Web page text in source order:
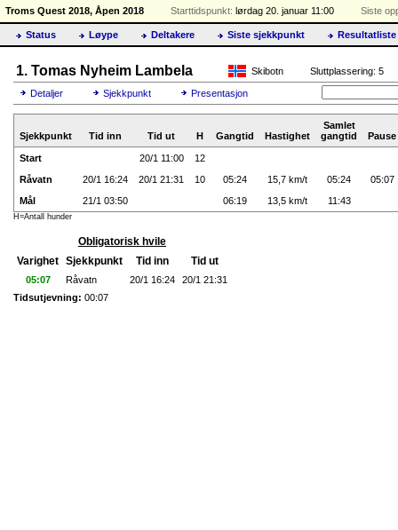
Troms Quest 2018, Åpen 2018 Starttidspunkt: lørdag 20. januar 11:00 Siste
Status Løype Deltakere Siste sjekkpunkt Resultatliste
1. Tomas Nyheim Lambela Skibotn Sluttplassering: 5
Detaljer Sjekkpunkt Presentasjon
Sjekkpunkt Tid inn Tid ut H Gangtid Hastighet
Samlet
gangtid
Pause
Start 20/1 11:00
12
Råvatn
20/1 16:24 20/1 21:31 10 05:24 15,7 km/t 05:24
05:07
Mål
21/1 03:50 06:19 13,5 km/t 11:43
H=Antall hunder
Obligatorisk hvile
Varighet Sjekkpunkt Tid inn Tid ut
05:07 Råvatn 20/1 16:24
20/1 21:31
Tidsutjevning: 00:07